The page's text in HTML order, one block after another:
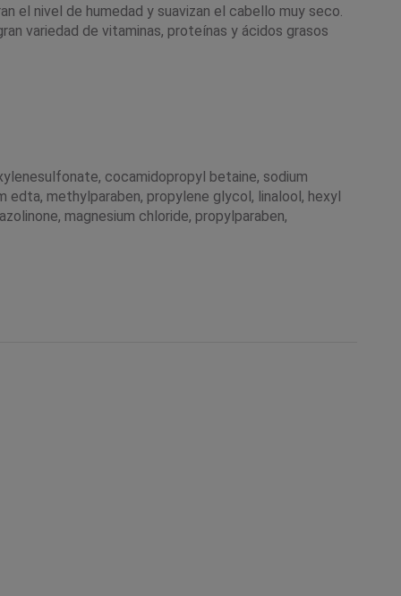
el nivel de humedad y suavizan el cabello muy seco.
variedad de vitaminas, proteínas y ácidos grasos
cocamidopropyl betaine, sodium
methylparaben, propylene glycol, linalool, hexyl
magnesium chloride, propylparaben,